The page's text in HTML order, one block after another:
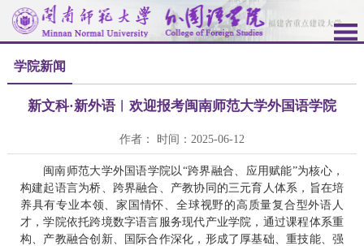
学院新闻
新文科·新外语︱欢迎报考闽南师范大学外国语学院
作者： 时间：2025-06-12
闽南师范大学外国语学院以“跨界融合、应用赋能”为核心，
构建起语言为桥、跨界融合、产教协同的三元育人体系，旨在培
养具有专业本领、家国情怀、全球视野的高质量复合型外语人
才，学院依托跨境数字语言服务现代产业学院，通过课程体系重
构、产教融合创新、国际合作深化，形成了厚基础、重技能、强